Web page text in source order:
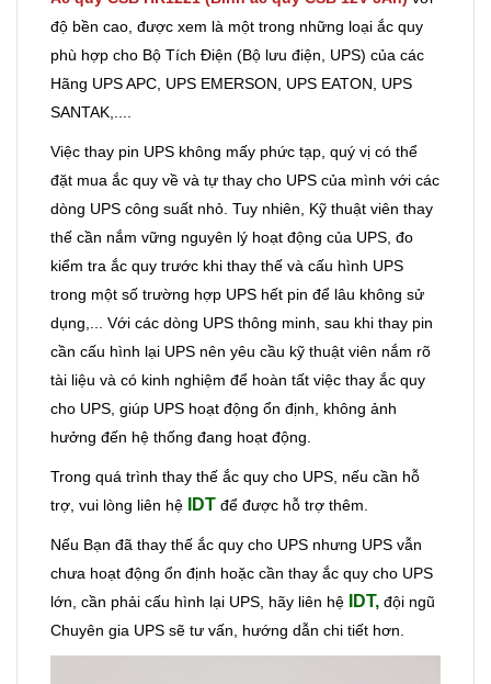
độ bền cao, được xem là một trong những loại ắc quy
phù hợp cho Bộ Tích Điện (Bộ lưu điện, UPS) của các
Hãng UPS APC, UPS EMERSON, UPS EATON, UPS
SANTAK,....
Việc thay pin UPS không mấy phức tạp, quý vị có thể
đặt mua ắc quy về và tự thay cho UPS của mình với các
dòng UPS công suất nhỏ. Tuy nhiên, Kỹ thuật viên thay
thế cần nắm vững nguyên lý hoạt động của UPS, đo
kiểm tra ắc quy trước khi thay thế và cấu hình UPS
trong một số trường hợp UPS hết pin để lâu không sử
dụng,... Với các dòng UPS thông minh, sau khi thay pin
cần cấu hình lại UPS nên yêu cầu kỹ thuật viên nắm rõ
tài liệu và có kinh nghiệm để hoàn tất việc thay ắc quy
cho UPS, giúp UPS hoạt động ổn định, không ảnh
hưởng đến hệ thống đang hoạt động.
Trong quá trình thay thế ắc quy cho UPS, nếu cần hỗ
trợ, vui lòng liên hệ
IDT để được hỗ trợ thêm.
Nếu Bạn đã thay thế ắc quy cho UPS nhưng UPS vẫn
chưa hoạt động ổn định hoặc cần thay ắc quy cho UPS
lớn, cần phải cấu hình lại UPS, hãy liên hệ
IDT, đội ngũ
Chuyên gia UPS sẽ tư vấn, hướng dẫn chi tiết hơn.